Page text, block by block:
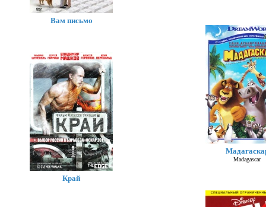
Madagascar
Вам письмо
Край